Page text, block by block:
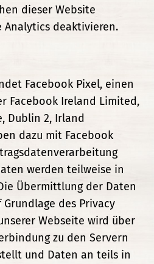
dieser Website
Analytics deaktivieren.
Facebook Pixel, einen
Facebook Ireland Limited,
Dublin 2, Irland
dazu mit Facebook
werden teilweise in
Übermittlung der Daten
des Privacy
Webseite wird über
zu den Servern
und Daten an teils in